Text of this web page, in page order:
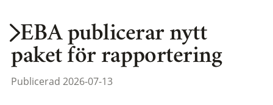
EBA publicerar nytt
paket för rapportering
Publicerad 2026-07-13